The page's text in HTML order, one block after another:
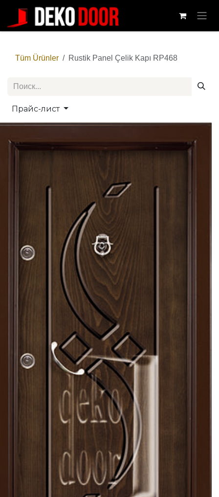
Перейти к содержимому
Tüm Ürünler Rustik Panel Çelik Kapı RP468
Прайс-лист